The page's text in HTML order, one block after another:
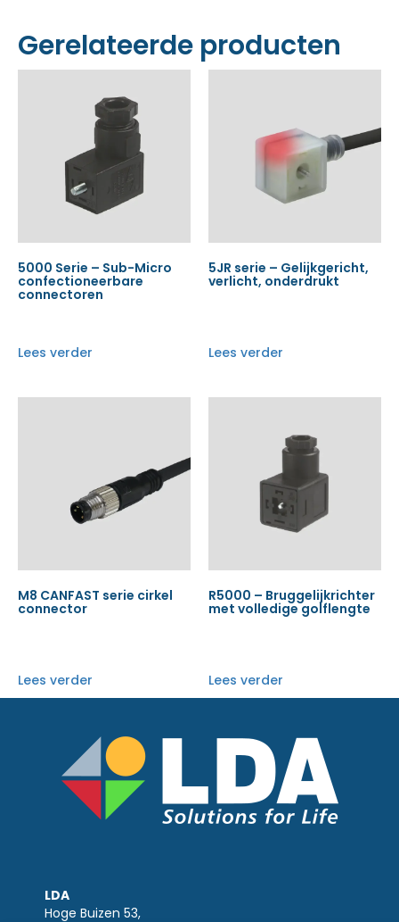
Gerelateerde producten
5000 Serie – Sub-Micro
confectioneerbare
connectoren
Lees verder
5JR serie – Gelijkgericht,
verlicht, onderdrukt
Lees verder
M8 CANFAST serie cirkel
connector
Lees verder
R5000 – Bruggelijkrichter
met volledige golflengte
Lees verder
LDA
Hoge Buizen 53,